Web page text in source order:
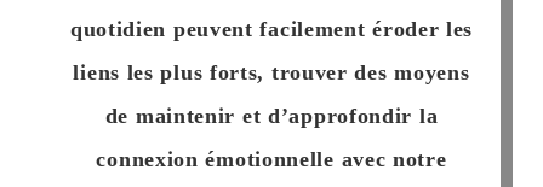
quotidien peuvent facilement éroder les
liens les plus forts, trouver des moyens
de maintenir et d’approfondir la
connexion émotionnelle avec notre